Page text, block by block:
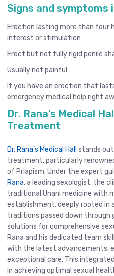
Signs and symptoms
Erection lasting more than four
interest or stimulation
Erect but not fully rigid penile
Usually not painful
If you have an erection that
emergency medical help right
Dr. Rana’s Medical
Treatment
Dr. Rana’s Medical Hall stands out
treatment, particularly
of Priapism. Under the expert
Rana, a leading sexologist, the
traditional Unani medicine with
establishment, deeply rooted in
traditions passed down through
solutions for comprehensive
Rana and his dedicated team
with the latest advancements,
exceptional care. This
in achieving optimal sexual